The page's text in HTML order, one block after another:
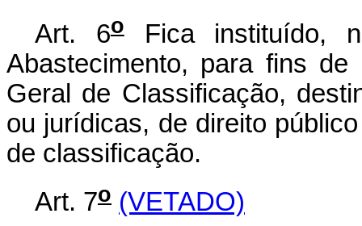
Art. 6oFica instituído,
Abastecimento, para fins
Geral de Classificação,
ou jurídicas, de direito
de classificação.
Art. 7o (VETADO)